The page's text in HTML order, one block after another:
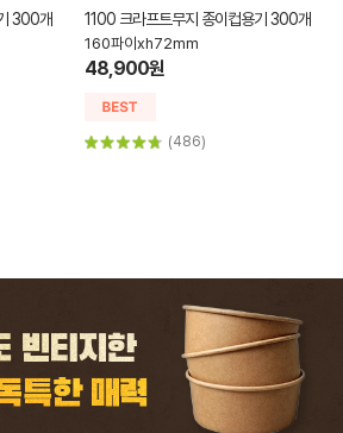
300개 1100 크라프트무지 종이컵용기 300개
160파이xh72mm
48,900원
(486)